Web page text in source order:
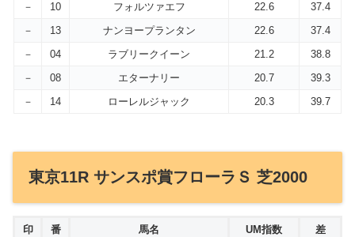
－
10 フォルツァエフ 22.6
37.4
－
13 ナンヨープランタン 22.6
37.4
－
04 ラブリークイーン 21.2
38.8
－
08 エターナリー 20.7
39.3
－
14 ローレルジャック 20.3 39.7
東京11R サンスポ賞フローラＳ 芝2000
印 番 馬名 UM指数 差